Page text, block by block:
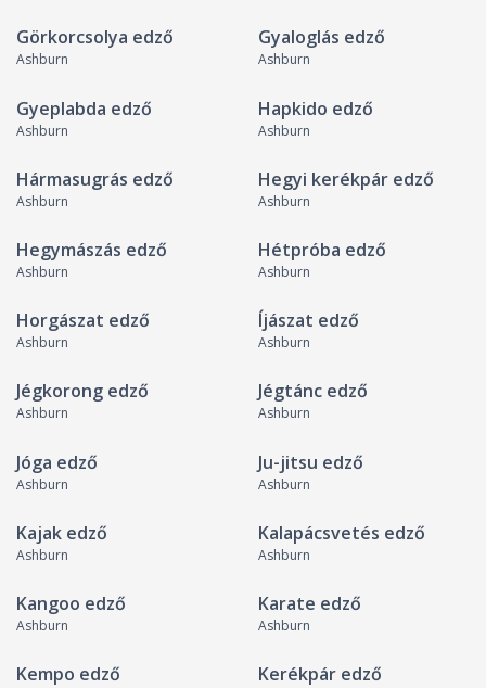
Görkorcsolya edző
Ashburn
Gyaloglás edző
Ashburn
Gyeplabda edző
Ashburn
Hapkido edző
Ashburn
Hármasugrás edző
Ashburn
Hegyi kerékpár edző
Ashburn
Hegymászás edző
Ashburn
Hétpróba edző
Ashburn
Horgászat edző
Ashburn
Íjászat edző
Ashburn
Jégkorong edző
Ashburn
Jégtánc edző
Ashburn
Jóga edző
Ashburn
Ju-jitsu edző
Ashburn
Kajak edző
Ashburn
Kalapácsvetés edző
Ashburn
Kangoo edző
Ashburn
Karate edző
Ashburn
Kempo edző Kerékpár edző